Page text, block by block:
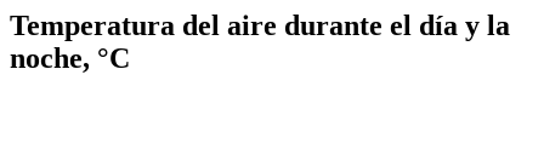
Temperatura del aire durante el día y la
noche, °C